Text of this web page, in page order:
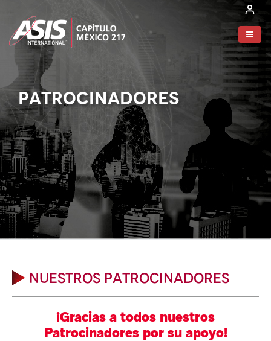
PATROCINADORES
NUESTROS PATROCINADORES
¡Gracias a todos nuestros
Patrocinadores por su apoyo!